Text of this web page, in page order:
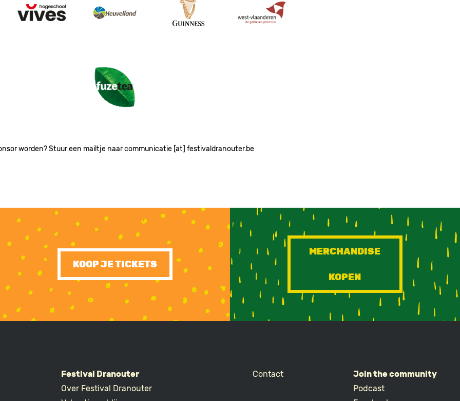
Image Image Image Image
Image
worden? Stuur een mailtje naar communicatie [at] festivaldranouter.be
KOOP JE TICKETS
MERCHANDISE
KOPEN
Festival Dranouter
Over Festival Dranouter
Contact
Join the community
Podcast